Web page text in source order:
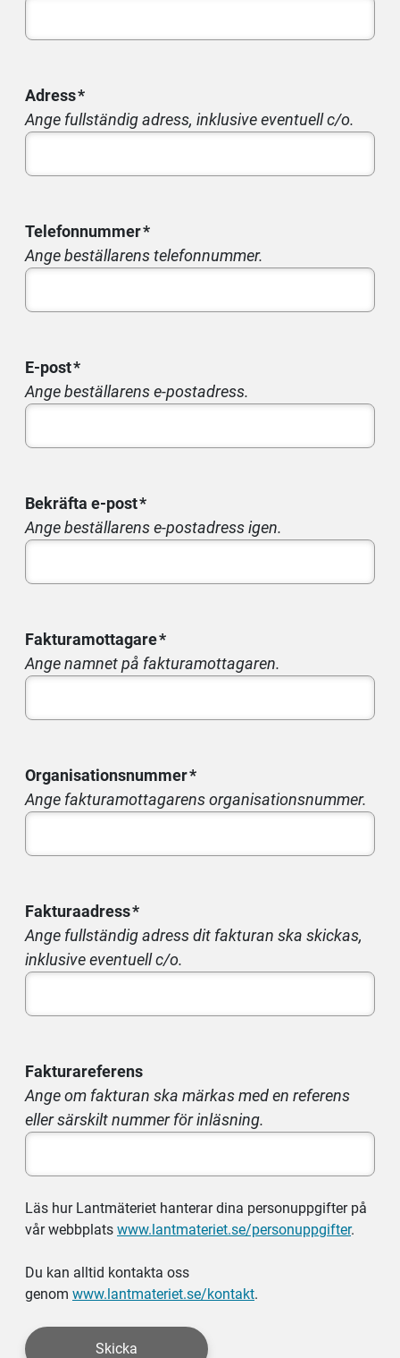
Adress
Ange fullständig adress, inklusive eventuell c/o.
Telefonnummer
Ange beställarens telefonnummer.
E-post
Ange beställarens e-postadress.
Bekräfta e-post
Ange beställarens e-postadress igen.
Fakturamottagare
Ange namnet på fakturamottagaren.
Organisationsnummer
Ange fakturamottagarens organisationsnummer.
Fakturaadress
Ange fullständig adress dit fakturan ska skickas,
inklusive eventuell c/o.
Fakturareferens
Ange om fakturan ska märkas med en referens
eller särskilt nummer för inläsning.
Läs hur Lantmäteriet hanterar dina personuppgifter på
vår webbplats www.lantmateriet.se/personuppgifter.
Du kan alltid kontakta oss
genom www.lantmateriet.se/kontakt.
Skicka